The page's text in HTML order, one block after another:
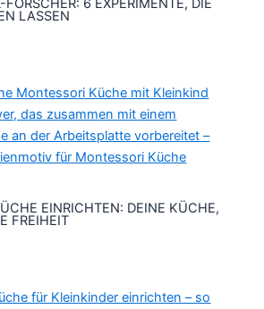
6 EXPERIMENTE, DIE
LASSEN
EINRICHTEN: DEINE KÜCHE,
FREIHEIT